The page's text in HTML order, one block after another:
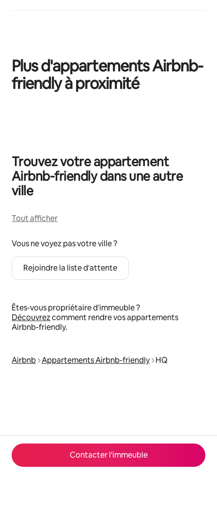
Contacter l'immeuble
Plus d'appartements Airbnb-
friendly à proximité
Trouvez votre appartement
Airbnb-friendly dans une autre
ville
Tout afficher
Vous ne voyez pas votre ville ?
Rejoindre la liste d'attente
Êtes-vous propriétaire d'immeuble ?
Découvrezcomment rendre vos appartements
Airbnb-friendly.
Airbnb Appartements Airbnb-friendly HQ